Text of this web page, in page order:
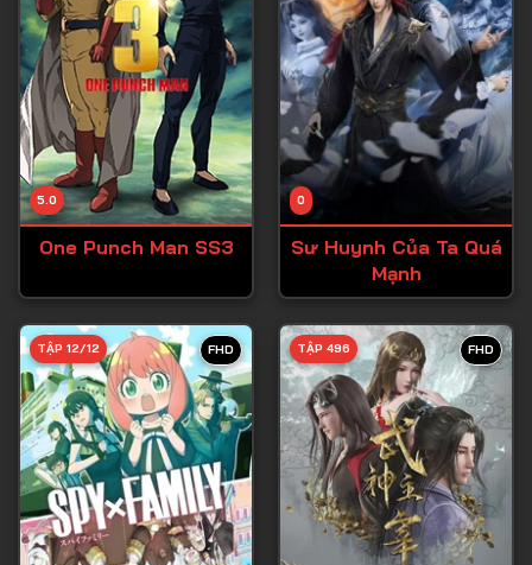
Tập 10
Tập 11
Tập 12
Tập 13
Tập 14
Tập 15
Tập 17
Tập 18
Tập 19
Tập 20
Tập 21
Tập 22
Tập 23
5.0
One Punch Man SS3
0
Sư Huynh Của Ta Quá
Mạnh
FHD
TẬP 12/12 FHD
TẬP 496